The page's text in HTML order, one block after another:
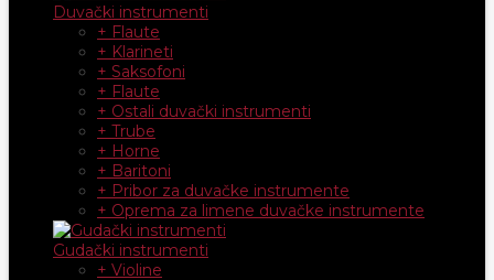
Duvački instrumenti
+ Flaute
+ Klarineti
+ Saksofoni
+ Flaute
+ Ostali duvački instrumenti
+ Trube
+ Horne
+ Baritoni
+ Pribor za duvačke instrumente
+ Oprema za limene duvačke instrumente
Gudački instrumenti
+ Violine